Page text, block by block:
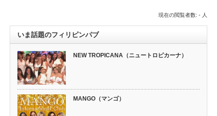
現在の閲覧者数: - 人
いま話題のフィリピンパブ
NEW TROPICANA（ニュートロピカーナ）
MANGO（マンゴ）